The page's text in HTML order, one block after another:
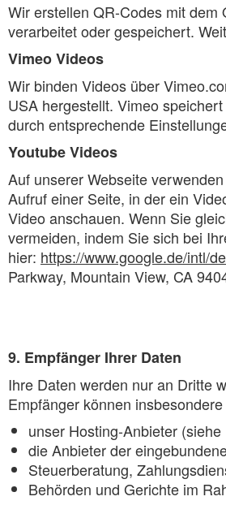
Wir erstellen QR-Codes mit
verarbeitet oder gespeichert.
Vimeo Videos
Wir binden Videos über
USA hergestellt. Vimeo
durch entsprechende
Youtube Videos
Auf unserer Webseite
Aufruf einer Seite, in der ein
Video anschauen. Wenn Sie
vermeiden, indem Sie sich bei
hier: https://www.google.de/intl/
Parkway, Mountain View, CA
9. Empfänger Ihrer Daten
Ihre Daten werden nur an Dritte
Empfänger können
unser Hosting-Anbieter (siehe
die Anbieter der
Steuerberatung,
Behörden und Gerichte im